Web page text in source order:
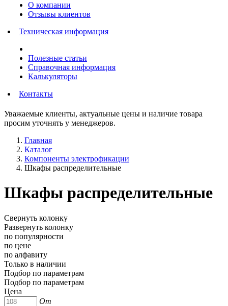
О компании
Отзывы клиентов
Техническая информация
Полезные статьи
Справочная информация
Калькуляторы
Контакты
Уважаемые клиенты, актуальные цены и наличие товара
просим уточнять у менеджеров.
Главная
Каталог
Компоненты электрофикации
Шкафы распределительные
Шкафы распределительные
Свернуть колонку
Развернуть колонку
по популярности
по цене
по алфавиту
Только в наличии
Подбор по параметрам
Подбор по параметрам
Цена
От